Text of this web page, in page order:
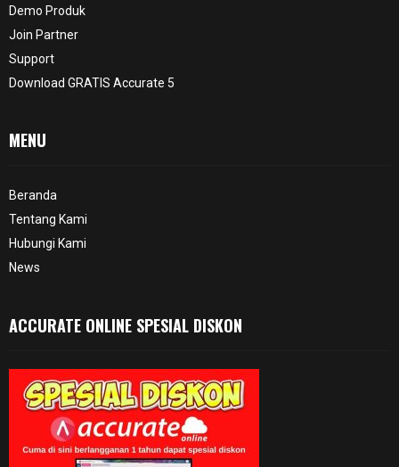
Demo Produk
Join Partner
Support
Download GRATIS Accurate 5
MENU
Beranda
Tentang Kami
Hubungi Kami
News
ACCURATE ONLINE SPESIAL DISKON